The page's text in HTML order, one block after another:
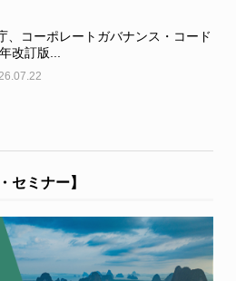
、コーポレートガバナンス・コード
改訂版...
セミナー】